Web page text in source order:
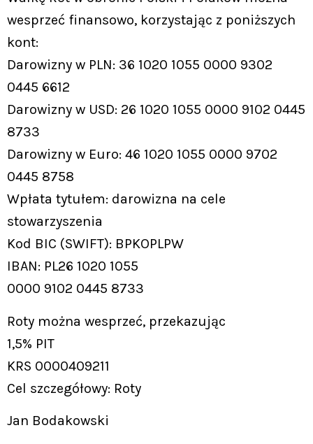
wesprzeć finansowo, korzystając z poniższych
kont:
Darowizny w PLN: 36 1020 1055 0000 9302
0445 6612
Darowizny w USD: 26 1020 1055 0000 9102 0445
8733
Darowizny w Euro: 46 1020 1055 0000 9702
0445 8758
Wpłata tytułem: darowizna na cele
stowarzyszenia
Kod BIC (SWIFT): BPKOPLPW
IBAN: PL26 1020 1055
0000 9102 0445 8733
Roty można wesprzeć, przekazując
1,5% PIT
KRS 0000409211
Cel szczegółowy: Roty
Jan Bodakowski